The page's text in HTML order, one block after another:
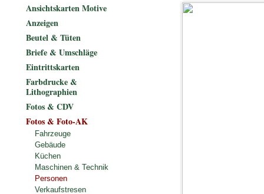
Ansichtskarten Motive
Anzeigen
Beutel & Tüten
Briefe & Umschläge
Eintrittskarten
Farbdrucke &
Lithographien
Fotos & CDV
Fotos & Foto-AK
Fahrzeuge
Gebäude
Küchen
Maschinen & Technik
Personen
Verkaufstresen